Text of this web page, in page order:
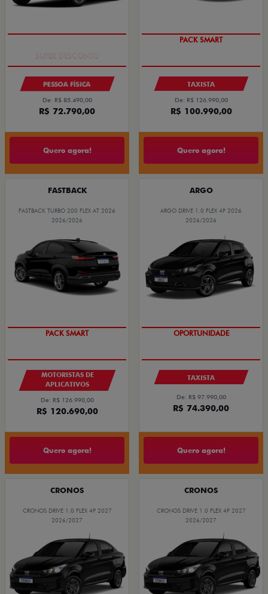
PESSOA FÍSICA
De: R$ 85.490,00
R$ 72.790,00
Quero agora!
PACK SMART
TAXISTA
De: R$ 126.990,00
R$ 100.990,00
Quero agora!
FASTBACK
FASTBACK TURBO 200 FLEX AT 2026
2026/2026
PACK SMART
MOTORISTAS DE
APLICATIVOS
De: R$ 126.990,00
R$ 120.690,00
Quero agora!
ARGO
ARGO DRIVE 1.0 FLEX 4P 2026
2026/2026
OPORTUNIDADE
TAXISTA
De: R$ 97.990,00
R$ 74.390,00
Quero agora!
CRONOS
CRONOS DRIVE 1.0 FLEX 4P 2027
2026/2027
CRONOS
CRONOS DRIVE 1.0 FLEX 4P 2027
2026/2027